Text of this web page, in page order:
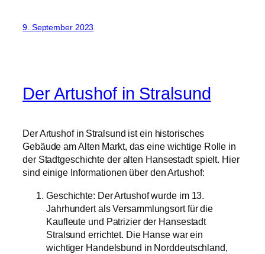
9. September 2023
Der Artushof in Stralsund
Der Artushof in Stralsund ist ein historisches
Gebäude am Alten Markt, das eine wichtige Rolle in
der Stadtgeschichte der alten Hansestadt spielt. Hier
sind einige Informationen über den Artushof:
Geschichte: Der Artushof wurde im 13.
Jahrhundert als Versammlungsort für die
Kaufleute und Patrizier der Hansestadt
Stralsund errichtet. Die Hanse war ein
wichtiger Handelsbund in Norddeutschland,